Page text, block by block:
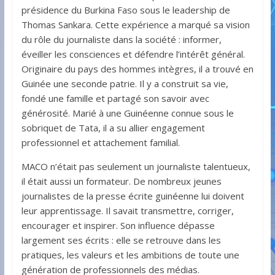
présidence du Burkina Faso sous le leadership de
Thomas Sankara. Cette expérience a marqué sa vision
du rôle du journaliste dans la société : informer,
éveiller les consciences et défendre l’intérêt général.
Originaire du pays des hommes intègres, il a trouvé en
Guinée une seconde patrie. Il y a construit sa vie,
fondé une famille et partagé son savoir avec
générosité. Marié à une Guinéenne connue sous le
sobriquet de Tata, il a su allier engagement
professionnel et attachement familial.
MACO n’était pas seulement un journaliste talentueux,
il était aussi un formateur. De nombreux jeunes
journalistes de la presse écrite guinéenne lui doivent
leur apprentissage. Il savait transmettre, corriger,
encourager et inspirer. Son influence dépasse
largement ses écrits : elle se retrouve dans les
pratiques, les valeurs et les ambitions de toute une
génération de professionnels des médias.